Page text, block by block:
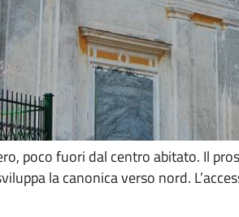
poco fuori dal centro abitato. Il
la canonica verso nord.